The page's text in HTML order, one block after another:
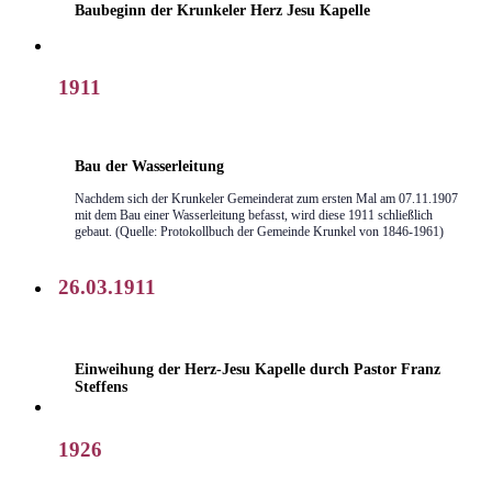
Baubeginn der Krunkeler Herz Jesu Kapelle
1911
Bau der Wasserleitung
Nachdem sich der Krunkeler Gemeinderat zum ersten Mal am 07.11.1907
mit dem Bau einer Wasserleitung befasst, wird diese 1911 schließlich
gebaut. (Quelle: Protokollbuch der Gemeinde Krunkel von 1846-1961)
26.03.1911
Einweihung der Herz-Jesu Kapelle durch Pastor Franz
Steffens
1926